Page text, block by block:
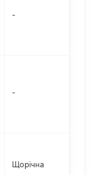
-
-
Щорічна